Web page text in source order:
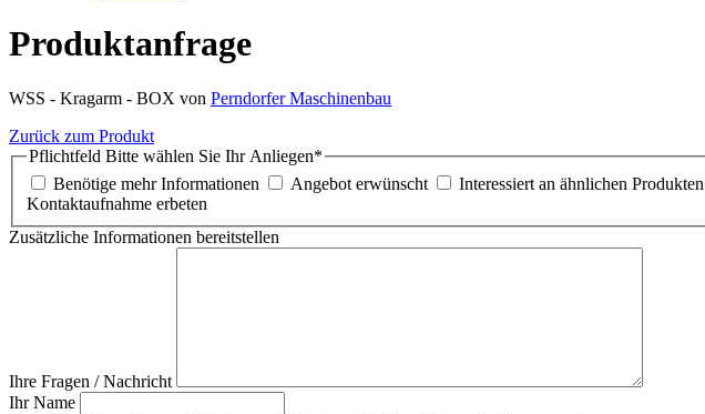
Produktanfrage
WSS - Kragarm - BOX von Perndorfer Maschinenbau
Zurück zum Produkt
Pflichtfeld Bitte wählen Sie Ihr Anliegen*
Benötige mehr Informationen
Angebot erwünscht Interessiert an ähnlichen Produkten
Kontaktaufnahme erbeten
Zusätzliche Informationen bereitstellen
Ihre Fragen / Nachricht
Ihr Name